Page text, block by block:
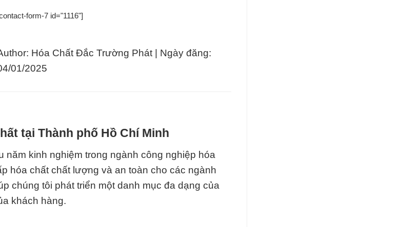
form-7 id="1116"]
Hóa Chất Đắc Trường Phát | Ngày đăng:
01/2025
tại Thành phố Hồ Chí Minh
kinh nghiệm trong ngành công nghiệp hóa
hóa chất chất lượng và an toàn cho các ngành
chúng tôi phát triển một danh mục đa dạng của
khách hàng.